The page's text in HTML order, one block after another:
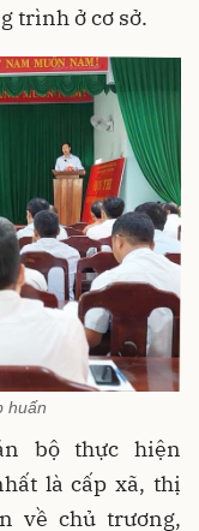
trình ở cơ sở.
huấn
bộ thực hiện
là cấp xã, thị
về chủ trương,